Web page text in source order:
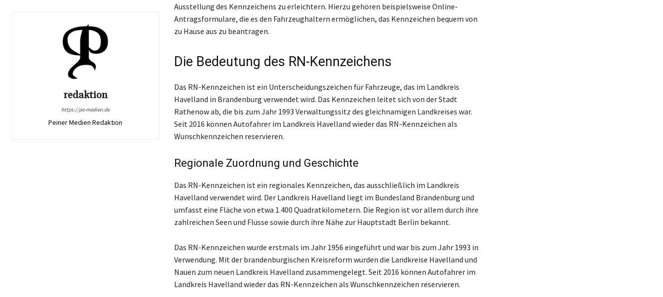
redaktion
https://pe-medien.de
Peiner Medien Redaktion
Ausstellung des Kennzeichens zu erleichtern. Hierzu gehören beispielsweise Online-
Antragsformulare, die es den Fahrzeughaltern ermöglichen, das Kennzeichen bequem von
zu Hause aus zu beantragen.
Die Bedeutung des RN-Kennzeichens
Das RN-Kennzeichen ist ein Unterscheidungszeichen für Fahrzeuge, das im Landkreis
Havelland in Brandenburg verwendet wird. Das Kennzeichen leitet sich von der Stadt
Rathenow ab, die bis zum Jahr 1993 Verwaltungssitz des gleichnamigen Landkreises war.
Seit 2016 können Autofahrer im Landkreis Havelland wieder das RN-Kennzeichen als
Wunschkennzeichen reservieren.
Regionale Zuordnung und Geschichte
Das RN-Kennzeichen ist ein regionales Kennzeichen, das ausschließlich im Landkreis
Havelland verwendet wird. Der Landkreis Havelland liegt im Bundesland Brandenburg und
umfasst eine Fläche von etwa 1.400 Quadratkilometern. Die Region ist vor allem durch ihre
zahlreichen Seen und Flüsse sowie durch ihre Nähe zur Hauptstadt Berlin bekannt.
Das RN-Kennzeichen wurde erstmals im Jahr 1956 eingeführt und war bis zum Jahr 1993 in
Verwendung. Mit der brandenburgischen Kreisreform wurden die Landkreise Havelland und
Nauen zum neuen Landkreis Havelland zusammengelegt. Seit 2016 können Autofahrer im
Landkreis Havelland wieder das RN-Kennzeichen als Wunschkennzeichen reservieren.